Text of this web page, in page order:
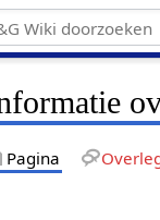
Pagina